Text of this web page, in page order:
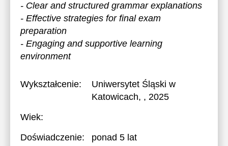
- Clear and structured grammar explanations
- Effective strategies for final exam
preparation
- Engaging and supportive learning
environment
Wykształcenie:
Uniwersytet Śląski w
Katowicach, , 2025
Wiek:
Doświadczenie:
ponad 5 lat